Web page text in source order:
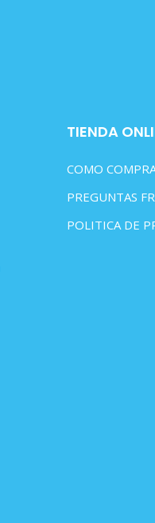
TIENDA
COMO
PREGUNTAS
POLITICA DE